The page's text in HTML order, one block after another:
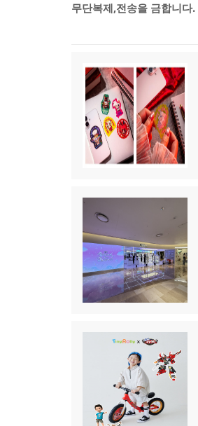
무단복제,전송을 금합니다.